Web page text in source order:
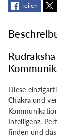
-
und
Teilen
Diese
Chakraund
Intelligenz.
finden und